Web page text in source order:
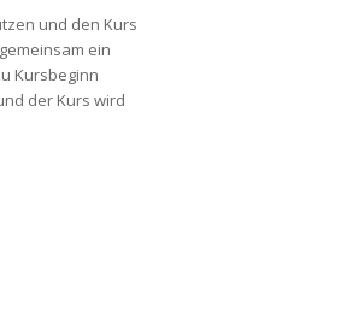
und den Kurs
ein
Kursbeginn
der Kurs wird